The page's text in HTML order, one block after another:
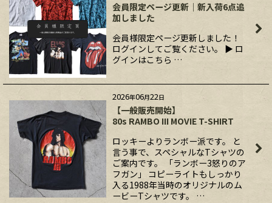
会員限定ページ更新｜新入荷6点追
加しました
会員様限定ページ更新しました！
ログインしてご覧ください。 ▶ ロ
グインはこちら …
2026年06月22日
【一般販売開始】
80s RAMBO III MOVIE T-SHIRT
ロッキーよりランボー派です。 と
言う事で、スペシャルなTシャツの
ご案内です。 「ランボー3怒りのア
フガン」 コピーライトもしっかり
入る1988年当時のオリジナルのム
ービーTシャツです。 …